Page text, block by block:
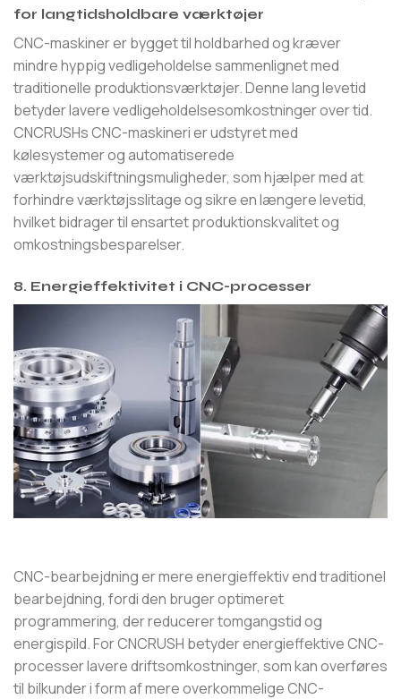
for langtidsholdbare værktøjer
CNC-maskiner er bygget til holdbarhed og kræver
mindre hyppig vedligeholdelse sammenlignet med
traditionelle produktionsværktøjer. Denne lang levetid
betyder lavere vedligeholdelsesomkostninger over tid.
CNCRUSHs CNC-maskineri er udstyret med
kølesystemer og automatiserede
værktøjsudskiftningsmuligheder, som hjælper med at
forhindre værktøjsslitage og sikre en længere levetid,
hvilket bidrager til ensartet produktionskvalitet og
omkostningsbesparelser.
8. Energieffektivitet i CNC-processer
CNC-bearbejdning er mere energieffektiv end traditionel
bearbejdning, fordi den bruger optimeret
programmering, der reducerer tomgangstid og
energispild. For CNCRUSH betyder energieffektive CNC-
processer lavere driftsomkostninger, som kan overføres
til bilkunder i form af mere overkommelige CNC-